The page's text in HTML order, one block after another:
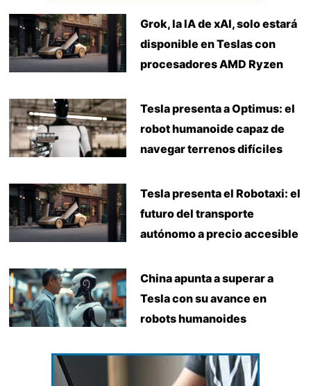
Grok, la IA de xAI, solo estará
disponible en Teslas con
procesadores AMD Ryzen
Tesla presenta a Optimus: el
robot humanoide capaz de
navegar terrenos difíciles
Tesla presenta el Robotaxi: el
futuro del transporte
autónomo a precio accesible
China apunta a superar a
Tesla con su avance en
robots humanoides